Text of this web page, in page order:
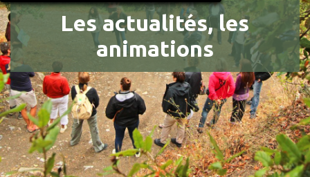
Les actualités, les
animations